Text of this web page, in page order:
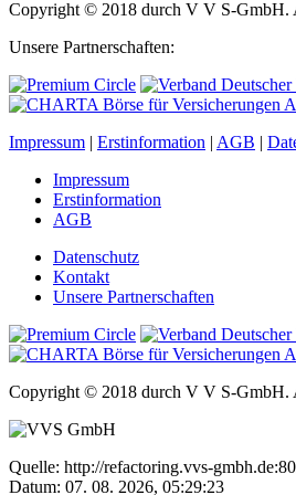
Copyright © 2018 durch V V S-GmbH.
Unsere Partnerschaften:
Impressum | Erstinformation | AGB |
Impressum
Erstinformation
AGB
Datenschutz
Kontakt
Unsere Partnerschaften
Copyright © 2018 durch V V S-GmbH.
Quelle: http://refactoring.vvs-
Datum: 07. 08. 2026, 05:29:23